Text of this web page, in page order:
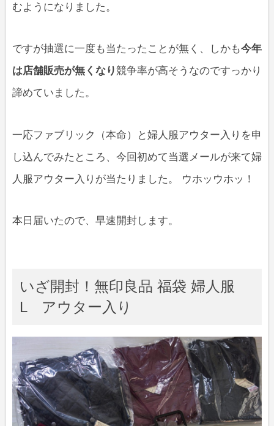
むようになりました。
ですが抽選に一度も当たったことが無く、しかも今年
は店舗販売が無くなり競争率が高そうなのですっかり
諦めていました。
一応ファブリック（本命）と婦人服アウター入りを申
し込んでみたところ、今回初めて当選メールが来て婦
人服アウター入りが当たりました。 ウホッウホッ！
本日届いたので、早速開封します。
いざ開封！無印良品 福袋 婦人服
L アウター入り